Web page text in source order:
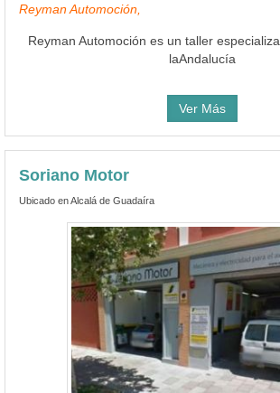
Reyman Automoción,
Reyman Automoción es un taller
laAndalucía
Ver Más
Soriano Motor
Ubicado en Alcalá de Guadaíra